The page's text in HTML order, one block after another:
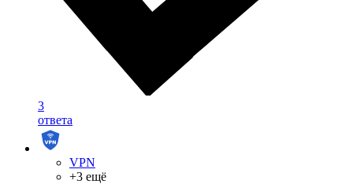
3
ответа
VPN
+3 ещё